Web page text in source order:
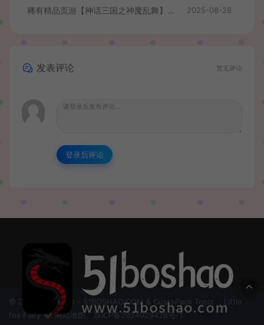
稀有精品页游【神话三国之神魔乱舞】最新整理Win系服务端+货币充值教程+详细外网搭建教程 2025-08-28
发表评论 暂无评论
登录后评论
© 2024 51boshao - 51BOSHAO.COM & CustoPack Tools ：Little
fox Fairy
网站地图 琼ICP备2024029428号-1